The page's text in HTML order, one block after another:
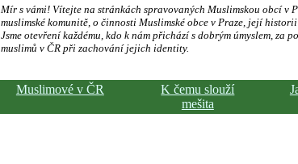
Mír s vámi! Vítejte na stránkách spravovaných Muslimskou obcí v
muslimské komunitě, o činnosti Muslimské obce v Praze, její
Jsme otevření každému, kdo k nám přichází s dobrým úmyslem, za
muslimů v ČR při zachování jejich identity.
Muslimové v ČR
K čemu slouží
mešita